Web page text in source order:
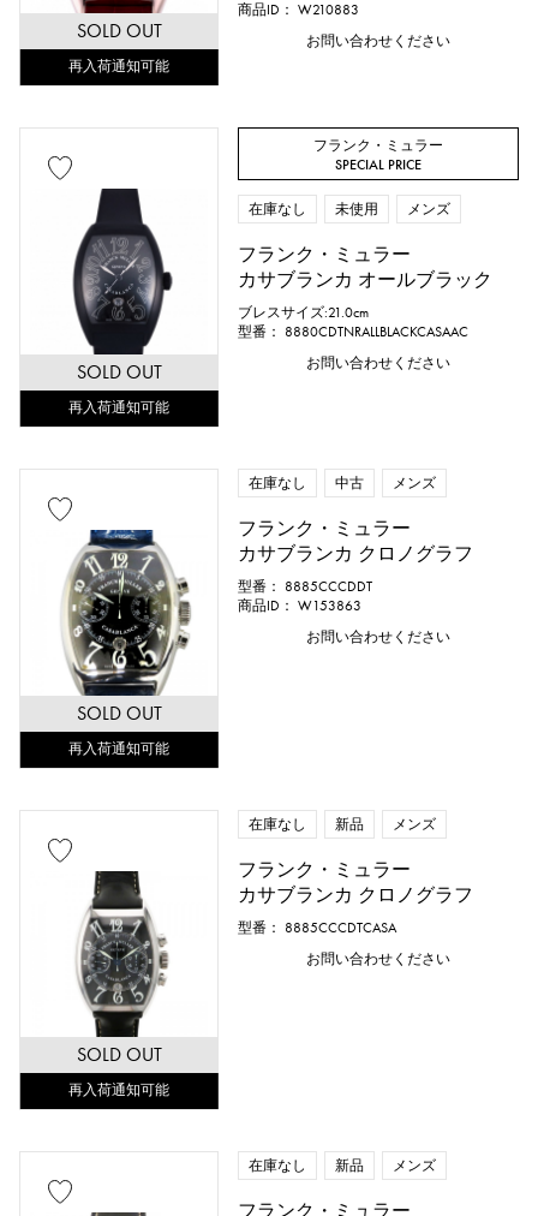
SOLD OUT
再入荷通知可能
商品ID： W210883
お問い合わせください
SOLD OUT
再入荷通知可能
フランク・ミュラー
SPECIAL PRICE
在庫なし 未使用 メンズ
フランク・ミュラー
カサブランカ オールブラック
ブレスサイズ:21.0cm
型番： 8880CDTNRALLBLACKCASAAC
お問い合わせください
SOLD OUT
再入荷通知可能
在庫なし 中古 メンズ
フランク・ミュラー
カサブランカ クロノグラフ
型番： 8885CCCDDT
商品ID： W153863
お問い合わせください
SOLD OUT
再入荷通知可能
在庫なし 新品 メンズ
フランク・ミュラー
カサブランカ クロノグラフ
型番： 8885CCCDTCASA
お問い合わせください
在庫なし 新品 メンズ
フランク・ミュラー